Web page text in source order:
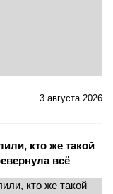
3 августа 2026
кто же такой
всё